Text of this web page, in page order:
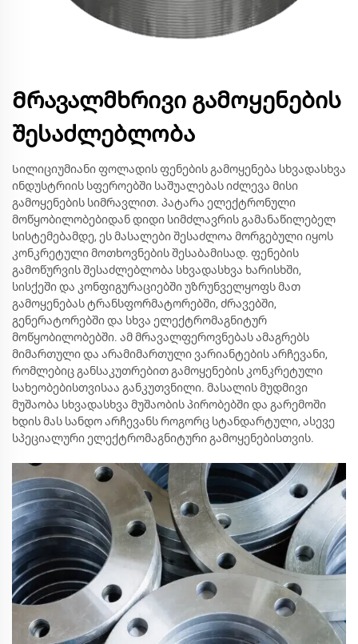
Მრავალმხრივი გამოყენების
შესაძლებლობა
Სილიციუმიანი ფოლადის ფენების გამოყენება სხვადასხვა
ინდუსტრიის სფეროებში საშუალებას იძლევა მისი
გამოყენების სიმრავლით. პატარა ელექტრონული
მოწყობილობებიდან დიდი სიმძლავრის გამანაწილებელ
სისტემებამდე, ეს მასალები შესაძლოა მორგებული იყოს
კონკრეტული მოთხოვნების შესაბამისად. ფენების
გამოწურვის შესაძლებლობა სხვადასხვა ხარისხში,
სისქეში და კონფიგურაციებში უზრუნველყოფს მათ
გამოყენებას ტრანსფორმატორებში, ძრავებში,
გენერატორებში და სხვა ელექტრომაგნიტურ
მოწყობილობებში. ამ მრავალფეროვნებას ამაგრებს
მიმართული და არამიმართული ვარიანტების არჩევანი,
რომლებიც განსაკუთრებით გამოყენების კონკრეტული
სახეობებისთვისაა განკუთვნილი. მასალის მუდმივი
მუშაობა სხვადასხვა მუშაობის პირობებში და გარემოში
ხდის მას სანდო არჩევანს როგორც სტანდარტული, ასევე
სპეციალური ელექტრომაგნიტური გამოყენებისთვის.